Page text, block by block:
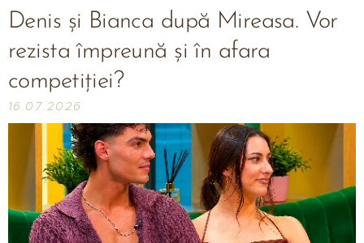
Denis și Bianca după Mireasa. Vor
rezista împreună și în afara
competiției?
16.07.2026